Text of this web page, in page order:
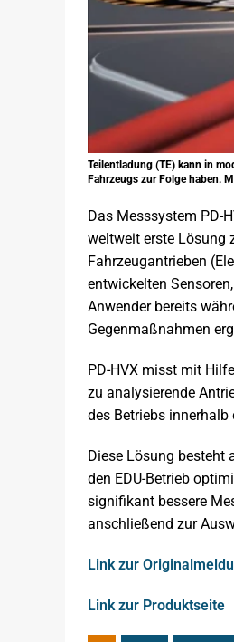
Teilentladung (TE) kann in
Fahrzeugs zur Folge haben.
Das Messsystem PD-
weltweit erste Lösung
Fahrzeugantrieben
entwickelten
Anwender bereits
Gegenmaßnahmen
PD-HVX misst mit
zu analysierende
des Betriebs innerhalb
Diese Lösung besteht
den EDU-Betrieb
signifikant bessere
anschließend zur
Link zur
Link zur Produktseite